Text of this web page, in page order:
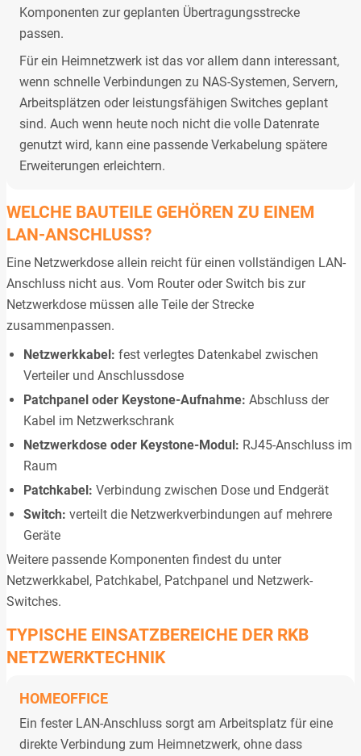
Komponenten zur geplanten Übertragungsstrecke
passen.
Für ein Heimnetzwerk ist das vor allem dann interessant,
wenn schnelle Verbindungen zu NAS-Systemen, Servern,
Arbeitsplätzen oder leistungsfähigen Switches geplant
sind. Auch wenn heute noch nicht die volle Datenrate
genutzt wird, kann eine passende Verkabelung spätere
Erweiterungen erleichtern.
WELCHE BAUTEILE GEHÖREN ZU EINEM
LAN-ANSCHLUSS?
Eine Netzwerkdose allein reicht für einen vollständigen LAN-
Anschluss nicht aus. Vom Router oder Switch bis zur
Netzwerkdose müssen alle Teile der Strecke
zusammenpassen.
Netzwerkkabel: fest verlegtes Datenkabel zwischen
Verteiler und Anschlussdose
Patchpanel oder Keystone-Aufnahme: Abschluss der
Kabel im Netzwerkschrank
Netzwerkdose oder Keystone-Modul: RJ45-Anschluss im
Raum
Patchkabel: Verbindung zwischen Dose und Endgerät
Switch: verteilt die Netzwerkverbindungen auf mehrere
Geräte
Weitere passende Komponenten findest du unter
Netzwerkkabel, Patchkabel, Patchpanel und Netzwerk-
Switches.
TYPISCHE EINSATZBEREICHE DER RKB
NETZWERKTECHNIK
HOMEOFFICE
Ein fester LAN-Anschluss sorgt am Arbeitsplatz für eine
direkte Verbindung zum Heimnetzwerk, ohne dass